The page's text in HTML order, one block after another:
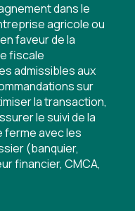
dans le
agricole ou
faveur de la
fiscale
admissibles aux
sur
la transaction,
le suivi de la
ferme avec les
(banquier,
financier, CMCA,